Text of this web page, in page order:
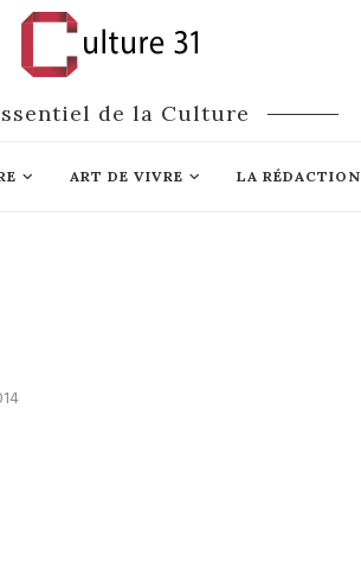
de la Culture
ART DE VIVRE LA RÉDACTION